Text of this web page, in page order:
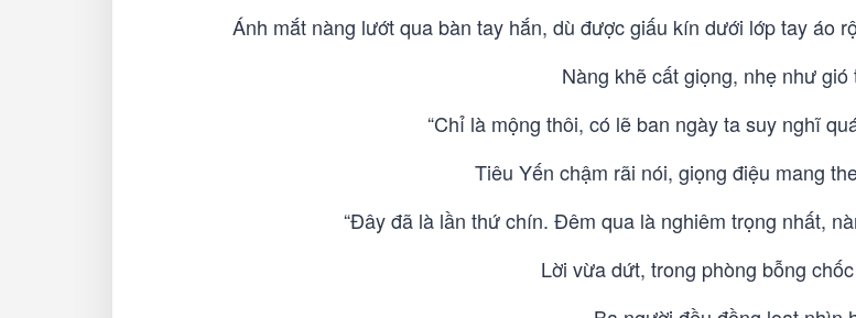
Ánh mắt nàng lướt qua bàn tay hắn, dù được giấu kín dưới lớp tay áo
Nàng khẽ cất giọng, nhẹ như gió
“Chỉ là mộng thôi, có lẽ ban ngày ta suy nghĩ
Tiêu Yến chậm rãi nói, giọng điệu mang
“Đây đã là lần thứ chín. Đêm qua là nghiêm trọng nhất,
Lời vừa dứt, trong phòng bỗng